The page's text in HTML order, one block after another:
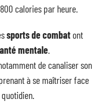
calories par heure.
sports de combat ont
mentale.
de canaliser son
à se maîtriser face